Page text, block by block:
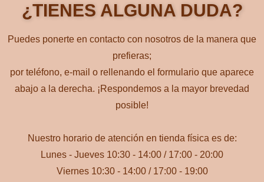
¿TIENES ALGUNA DUDA?
Puedes ponerte en contacto con nosotros de la manera que
prefieras;
por teléfono, e-mail o rellenando el formulario que aparece
abajo a la derecha. ¡Respondemos a la mayor brevedad
posible!
Nuestro horario de atención en tienda física es de:
Lunes - Jueves 10:30 - 14:00 / 17:00 - 20:00
Viernes 10:30 - 14:00 / 17:00 - 19:00